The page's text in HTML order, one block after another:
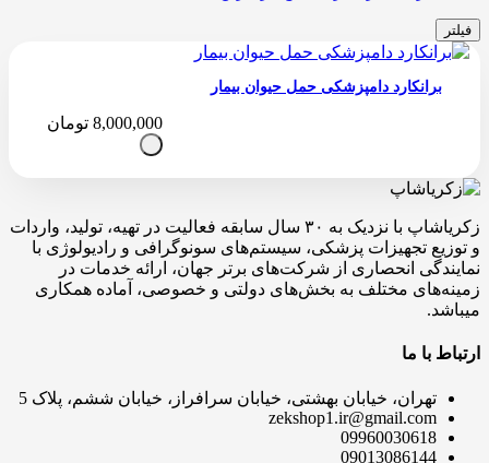
فیلتر
برانکارد دامپزشکی حمل حیوان بیمار
8,000,000 تومان
زکریاشاپ با نزدیک به ۳۰ سال سابقه فعالیت در تهیه، تولید، واردات
و توزیع تجهیزات پزشکی، سیستم‌های سونوگرافی و رادیولوژی با
نمایندگی انحصاری از شرکت‌های برتر جهان، ارائه خدمات در
زمینه‌های مختلف به بخش‌های دولتی و خصوصی، آماده همکاری
میباشد.
ارتباط با ما
تهران، خیابان بهشتی، خیابان سرافراز، خیابان ششم، پلاک 5
zekshop1.ir@gmail.com
09960030618
09013086144